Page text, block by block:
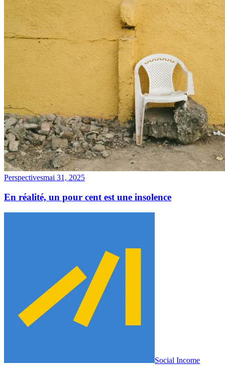
Perspectivesmai 31, 2025
En réalité, un pour cent est une insolence
Social Income